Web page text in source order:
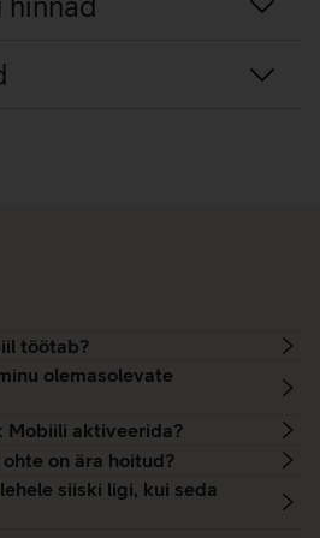
töötab?
olemasolevate
Mobiili aktiveerida?
on ära hoitud?
siiski ligi, kui seda